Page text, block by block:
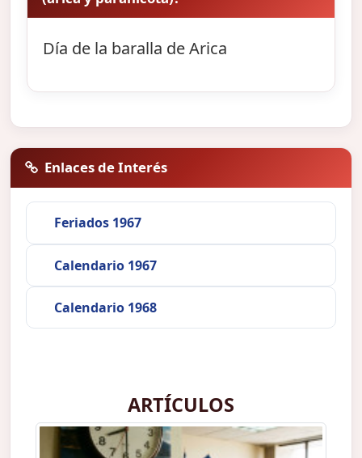
Día de la baralla de Arica
Enlaces de Interés
Feriados 1967
Calendario 1967
Calendario 1968
ARTÍCULOS